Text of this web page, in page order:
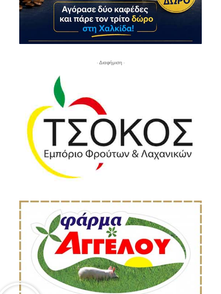
- Διαφήμιση -